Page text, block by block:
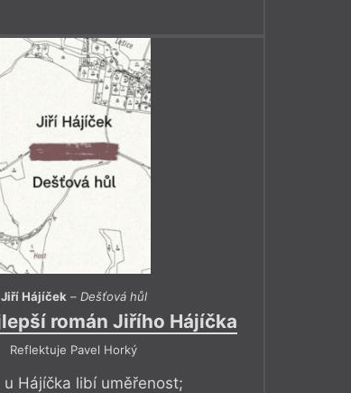
Jiří Hájíček – Dešťová hůl
román Jiřího Hájíčka
Reflektuje Pavel Horký
u Hájíčka libí uměřenost;